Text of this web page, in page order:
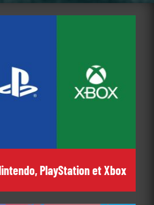
PlayStation et Xbox